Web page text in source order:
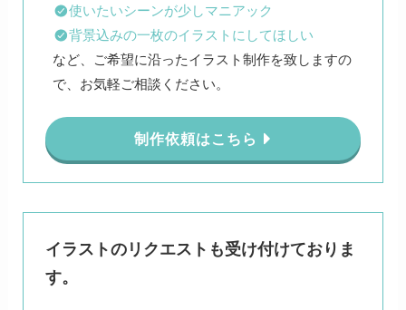
使いたいシーンが少しマニアック
背景込みの一枚のイラストにしてほしい
など、ご希望に沿ったイラスト制作を致しますの
で、お気軽ご相談ください。
制作依頼はこちら
イラストのリクエストも受け付けておりま
す。